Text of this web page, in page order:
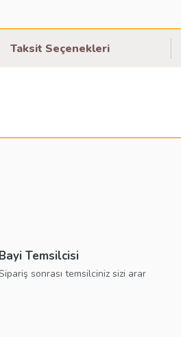
Taksit Seçenekleri
Bayi Temsilcisi
sonrası temsilciniz sizi arar